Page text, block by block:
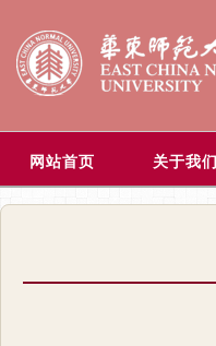
网站首页 关于我们